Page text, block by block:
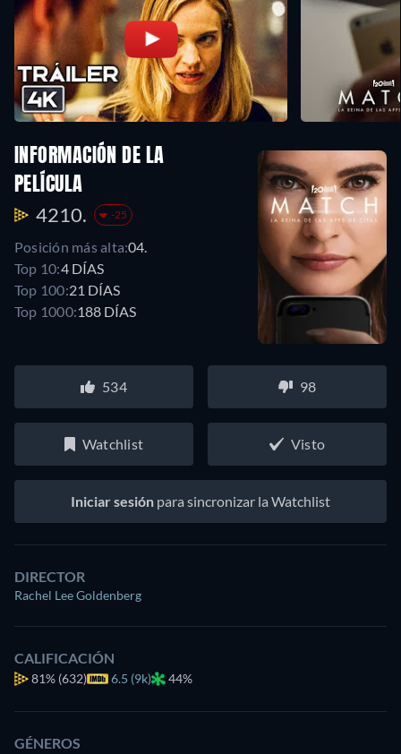
INFORMACIÓN DE LA
PELÍCULA
4210. -25
Posición más alta:04.
Top 10:4 DÍAS
Top 100:21 DÍAS
Top 1000:188 DÍAS
534 98
Watchlist Visto
Iniciar sesión para sincronizar la Watchlist
DIRECTOR
Rachel Lee Goldenberg
CALIFICACIÓN
81% (632) 6.5 (9k) 44%
GÉNEROS